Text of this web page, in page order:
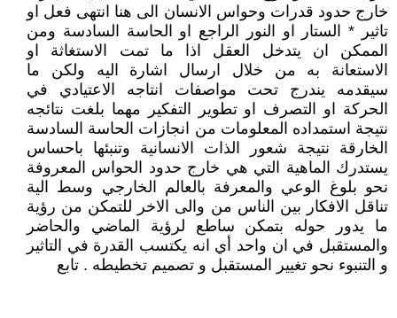
خارج حدود قدرات وحواس الانسان الى هنا انتهى فعل او
تاثير * الستار او النور الراجع او الحاسة السادسة ومن
الممكن ان يتدخل العقل اذا ما تمت الاستغاثة او
الاستعانة به من خلال ارسال اشارة اليه ولكن ما
سيقدمه يندرج تحت مواصفات انتاجه الاعتيادي في
الحركة او التصرف او تطوير التفكير مهما بلغت نتائجه
نتيجة استمداده المعلومات من انجازات الحاسة السادسة
الخارقة نتيجة شعور الذات الانسانية وتنبئها باحساس
يستدرك الماهية التي هي خارج حدود الحواس المعروفة
نحو بلوغ الوعي والمعرفة بالعالم الخارجي وسط الية
تناقل الافكار بين الناس من والى الاخر للتمكن من رؤية
ما يدور حوله بتمكن ساطع لرؤية الماضي والحاضر
والمستقبل في ان واحد أي انه يكتسب القدرة في التاثير
و التنبوء نحو تغيير المستقبل و تصميم تخطيطه . تابع